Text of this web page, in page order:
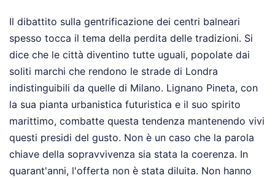
Il dibattito sulla gentrificazione dei centri balneari
spesso tocca il tema della perdita delle tradizioni. Si
dice che le città diventino tutte uguali, popolate dai
soliti marchi che rendono le strade di Londra
indistinguibili da quelle di Milano. Lignano Pineta, con
la sua pianta urbanistica futuristica e il suo spirito
marittimo, combatte questa tendenza mantenendo vivi
questi presidi del gusto. Non è un caso che la parola
chiave della sopravvivenza sia stata la coerenza. In
quarant'anni, l'offerta non è stata diluita. Non hanno